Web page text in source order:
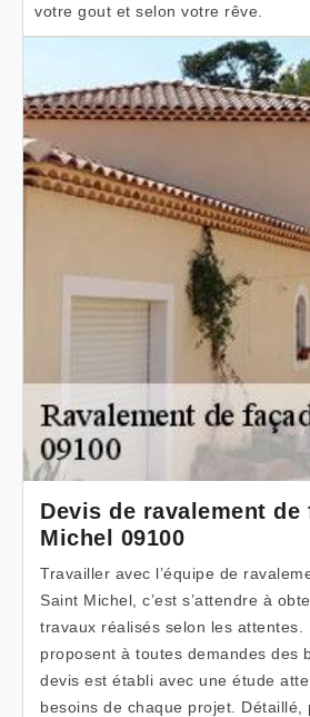
votre gout et selon votre rêve.
Devis de ravalement de
Michel 09100
Travailler avec l’équipe de
Saint Michel, c’est s’attendre à
travaux réalisés selon les attentes.
proposent à toutes demandes des
devis est établi avec une étude
besoins de chaque projet. Détaillé,